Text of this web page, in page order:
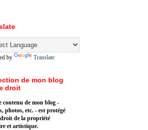
by Translate
de mon blog
droit
contenu de mon blog -
photos, etc. - est protégé
de la propriété
et artistique.